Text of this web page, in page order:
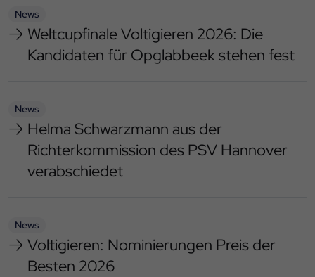
News
Weltcupfinale Voltigieren 2026: Die
Kandidaten für Opglabbeek stehen fest
News
Helma Schwarzmann aus der
Richterkommission des PSV Hannover
verabschiedet
News
Voltigieren: Nominierungen Preis der
Besten 2026